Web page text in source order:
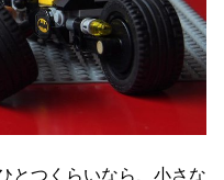
とつくらいなら、小さな